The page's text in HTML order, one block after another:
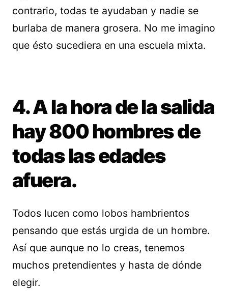
contrario, todas te ayudaban y nadie se
burlaba de manera grosera. No me imagino
que ésto sucediera en una escuela mixta.
4. A la hora de la salida
hay 800 hombres de
todas las edades
afuera.
Todos lucen como lobos hambrientos
pensando que estás urgida de un hombre.
Así que aunque no lo creas, tenemos
muchos pretendientes y hasta de dónde
elegir.